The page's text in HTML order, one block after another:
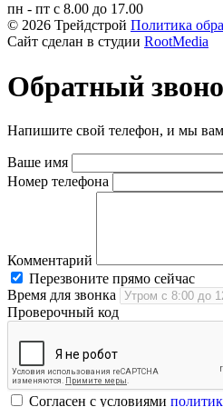
пн - пт с 8.00 до 17.00
© 2026 Трейдстрой Политика
Сайт сделан в студии RootMedia
Обратный
Напишите свой телефон, и мы
Ваше имя
Номер телефона
Комментарий
Перезвоните прямо сейчас
Время для звонка
Проверочный код
Согласен с условиями